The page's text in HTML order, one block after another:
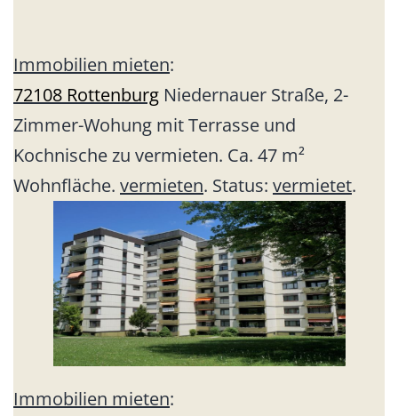
Immobilien mieten:
72108 Rottenburg Niedernauer Straße, 2-
Zimmer-Wohung mit Terrasse und
Kochnische zu vermieten. Ca. 47 m²
Wohnfläche. vermieten. Status: vermietet.
Immobilien mieten: